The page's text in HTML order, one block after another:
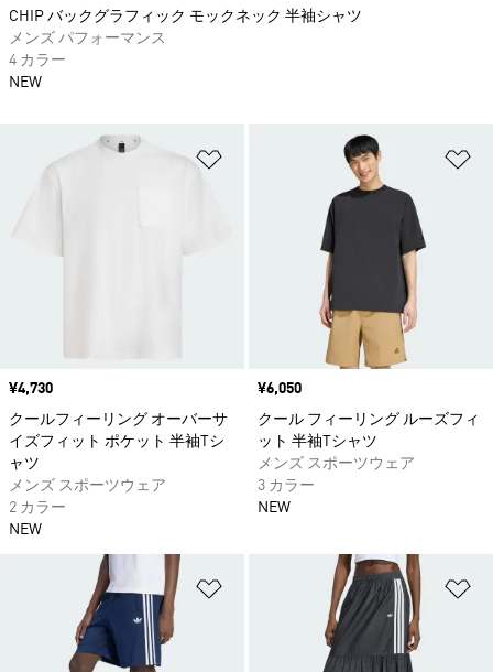
ほしいものリストに追加
価格
¥4,730
クールフィーリング オーバーサ
イズフィット ポケット 半袖Tシ
ャツ
メンズ スポーツウェア
2 カラー
NEW
価格
¥6,050
クール フィーリング ルーズフィ
ット 半袖Tシャツ
メンズ スポーツウェア
3 カラー
NEW
ほしいものリストに追加
CHIP バックグラフィック モックネック 半袖シャツ
メンズ パフォーマンス
4 カラー
NEW